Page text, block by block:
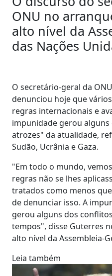
ONU no
alto nível da
das Nações
O secretário-geral da
denunciou hoje que
regras internacionais e
impunidade gerou
atrozes" da atualidade,
Sudão, Ucrânia e Gaza.
"Em todo o mundo,
regras não se lhes
tratados como menos
de denunciar isso. A
gerou alguns dos
tempos", disse Guterres
alto nível da Assembleia-
Leia também